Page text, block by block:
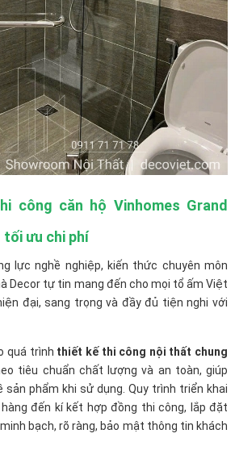
công căn hộ Vinhomes Grand
ưu chi phí
lực nghề nghiệp, kiến thức chuyên môn
Decor tự tin mang đến cho mọi tổ ấm Việt
đại, sang trọng và đầy đủ tiện nghi với
quá trình thiết kế thi công nội thất chung
tiêu chuẩn chất lượng và an toàn, giúp
sản phẩm khi sử dụng. Quy trình triển khai
đến kí kết hợp đồng thi công, lắp đặt
bạch, rõ ràng, bảo mật thông tin khách